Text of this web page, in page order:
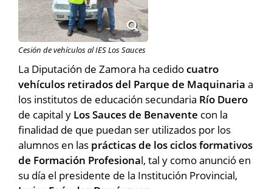
Cesión de vehículos al IES Los Sauces
La Diputación de Zamora ha cedidocuatro
vehículos retirados del Parque de Maquinaria a
los institutos de educación secundaria Río Duero
de capital y Los Sauces de Benavente con la
finalidad de que puedan ser utilizados por los
alumnos en las prácticas de los ciclos formativos
de Formación Profesional, tal y como anunció en
su día el presidente de la Institución Provincial,